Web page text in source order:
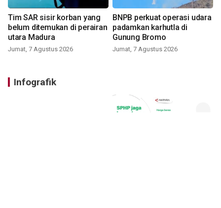
Tim SAR sisir korban yang
belum ditemukan di perairan
utara Madura
Jumat, 7 Agustus 2026
BNPB perkuat operasi udara
padamkan karhutla di
Gunung Bromo
Jumat, 7 Agustus 2026
Infografik